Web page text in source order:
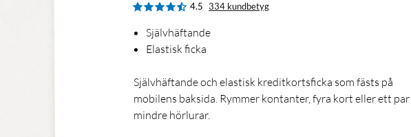
4.5 334 kundbetyg
Självhäftande
Elastisk ficka
Självhäftande och elastisk kreditkortsficka som fästs på
mobilens baksida. Rymmer kontanter, fyra kort eller ett par
mindre hörlurar.